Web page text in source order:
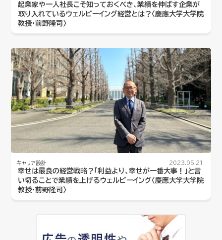
起業家や一人社長こそ知っておくべき、業績を伸ばす企業が
取り入れているウェルビーイング経営とは？〈慶應大学大学院
教授・前野隆司〉
キャリア設計 2023.05.21
幸せは最良の経営戦略？「利益より、幸せが一番大事！」と言
い切ることで業績を上げるウェルビーイング〈慶應大学大学院
教授・前野隆司〉